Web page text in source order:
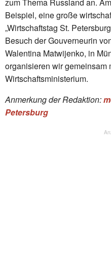
Beispiel, eine große
„Wirtschaftstag St.
Besuch der Gouverneurin
Walentina Matwijenko, in
organisieren wir gemeinsam
Wirtschaftsministerium.
Anmerkung der Redaktion:
Petersburg